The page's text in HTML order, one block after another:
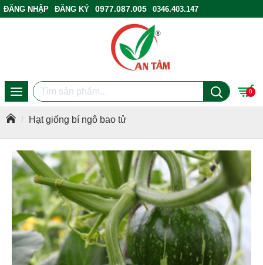
ĐĂNG NHẬP ĐĂNG KÝ 0977.087.005
0346.403.147
0
Hạt giống bí ngô bao tử